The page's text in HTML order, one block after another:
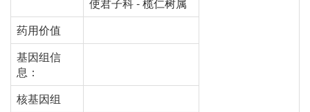
使君子科 - 榄仁树属
药用价值
基因组信
息：
核基因组